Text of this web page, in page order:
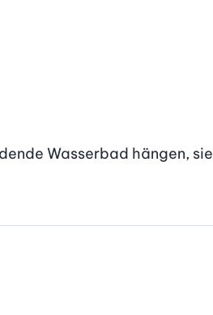
Wasserbad hängen, sie